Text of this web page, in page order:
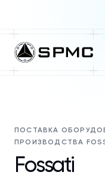
ПОСТАВКА
ПРОИЗВОДСТВА
Fossati